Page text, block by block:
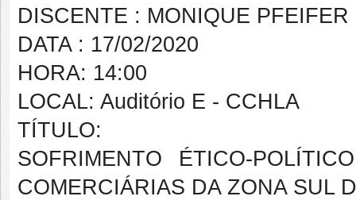
DISCENTE : MONIQUE
DATA : 17/02/2020
HORA: 14:00
LOCAL: Auditório E - CCHLA
TÍTULO:
SOFRIMENTO ÉTICO-
COMERCIÁRIAS DA ZONA SUL